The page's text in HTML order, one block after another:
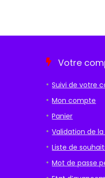
Votre
Suivi de votre
Mon compte
Panier
Validation de
Liste de
Mot de passe